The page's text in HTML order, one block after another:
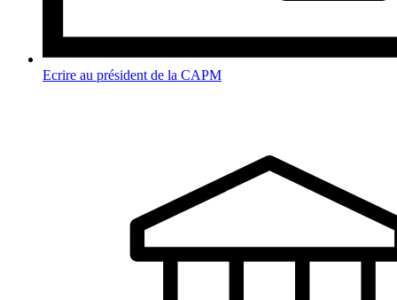
Ecrire au président de la CAPM